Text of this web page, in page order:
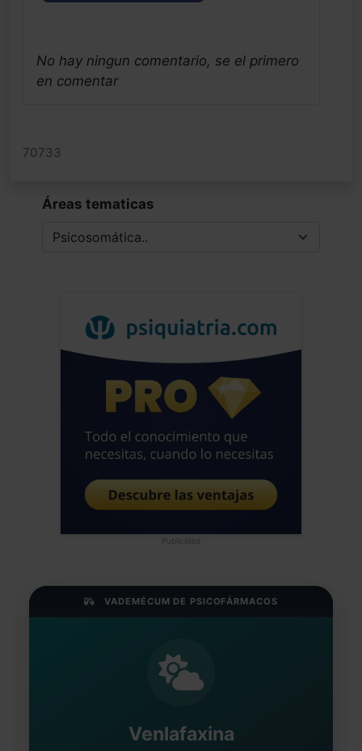
No hay ningun comentario, se el primero
en comentar
70733
Áreas tematicas
Publicidad
VADEMÉCUM DE PSICOFÁRMACOS
Venlafaxina